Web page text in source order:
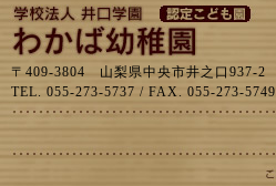
〒409-3804 山梨県中央市井之口937-2
TEL. 055-273-5737 / FAX. 055-273-5749